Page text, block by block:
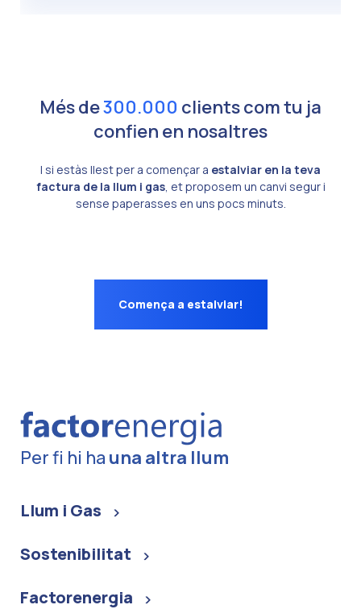
Més de300.000 clients com tu ja
confien en nosaltres
I si estàs llest per a començar a estalviar en la teva
factura de la llum i gas, et proposem un canvi segur i
sense paperasses en uns pocs minuts.
Comença a estalviar!
Per fi hi ha una altra llum
Llum i Gas
Sostenibilitat
Factorenergia